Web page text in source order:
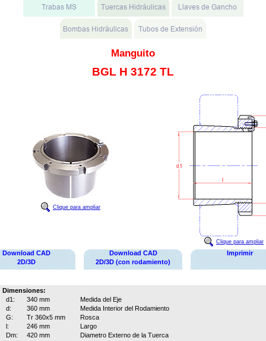
Manguito
BGL H 3172 TL
Clique para ampliar
Clique para ampliar
Download CAD
2D/3D
Download CAD
2D/3D (con rodamiento)
Imprimir
Dimensiones:
d1:
340 mm
Medida del Eje
d:
360 mm
Medida Interior del Rodamiento
G:
Tr 360x5 mm
Rosca
l:
246 mm
Largo
Dm:
420 mm
Diametro Externo de la Tuerca